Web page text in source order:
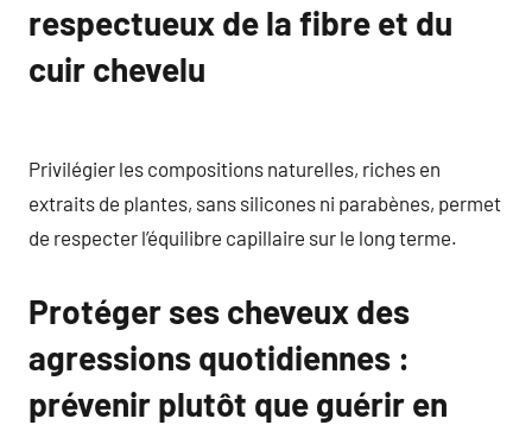
respectueux de la fibre et du
cuir chevelu
Privilégier les compositions naturelles, riches en
extraits de plantes, sans silicones ni parabènes, permet
de respecter l’équilibre capillaire sur le long terme.
Protéger ses cheveux des
agressions quotidiennes :
prévenir plutôt que guérir en